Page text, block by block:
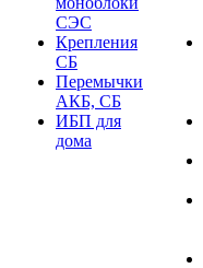
СЭС
Крепления
СБ
Перемычки
АКБ, СБ
ИБП для
дома